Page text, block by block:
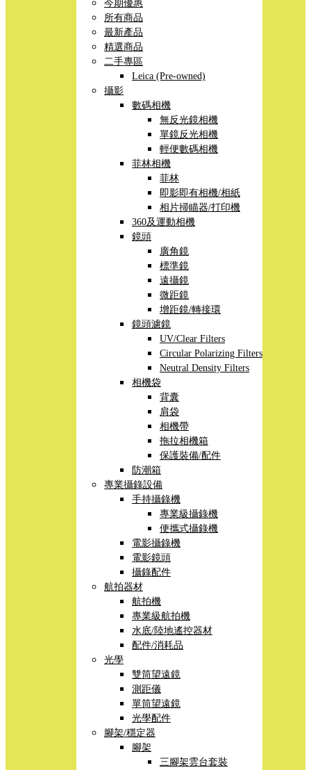
今期優惠
所有商品
最新產品
精選商品
二手專區
Leica (Pre-owned)
攝影
數碼相機
無反光鏡相機
單鏡反光相機
輕便數碼相機
菲林相機
菲林
即影即有相機/相紙
相片掃瞄器/打印機
360及運動相機
鏡頭
廣角鏡
標準鏡
遠攝鏡
微距鏡
增距鏡/轉接環
鏡頭濾鏡
UV/Clear Filters
Circular Polarizing Filters
Neutral Density Filters
相機袋
背囊
肩袋
相機帶
拖拉相機箱
保護裝備/配件
防潮箱
專業攝錄設備
手持攝錄機
專業級攝錄機
便攜式攝錄機
電影攝錄機
電影鏡頭
攝錄配件
航拍器材
航拍機
專業級航拍機
水底/陸地遙控器材
配件/消耗品
光學
雙筒望遠鏡
測距儀
單筒望遠鏡
光學配件
腳架/穩定器
腳架
三腳架雲台套裝